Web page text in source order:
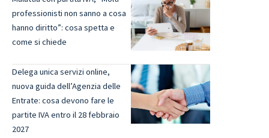
professionisti non sanno a cosa
hanno diritto”: cosa spetta e
come si chiede
Delega unica servizi online,
nuova guida dell’Agenzia delle
Entrate: cosa devono fare le
partite IVA entro il 28 febbraio
2027